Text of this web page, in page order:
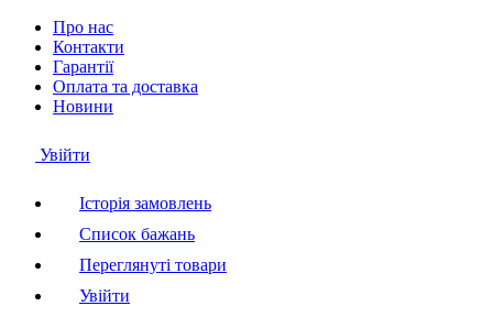
Про нас
Контакти
Гарантії
Оплата та доставка
Новини
Увійти
Історія замовлень
Список бажань
Переглянуті товари
Увійти